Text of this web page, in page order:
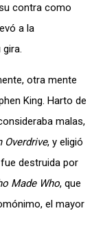
contra como
a la
otra mente
King. Harto de
malas,
Overdrive, y eligió
destruida por
Made Who, que
el mayor